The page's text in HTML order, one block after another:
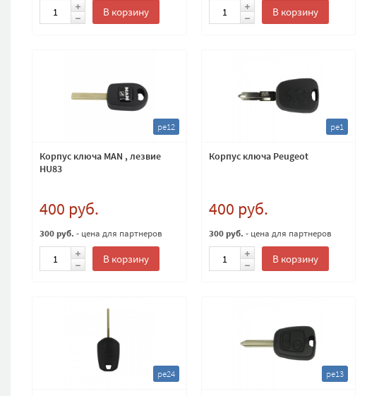
В корзину В корзину
pe12
Корпус ключа MAN , лезвие
HU83
400 руб.
300 руб. - цена для партнеров
В корзину
pe1
Корпус ключа Peugeot
400 руб.
300 руб. - цена для партнеров
В корзину
pe24 pe13